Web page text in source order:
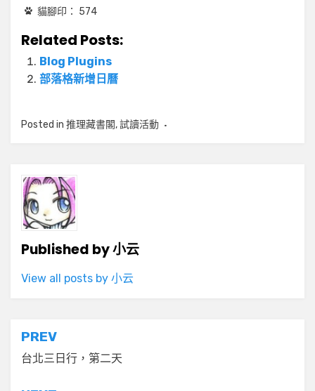
貓腳印： 574
Related Posts:
Blog Plugins
部落格新增日曆
Posted in 推理藏書閣,試讀活動
Published by小云
View all posts by 小云
文
章
PREV
台北三日行，第二天